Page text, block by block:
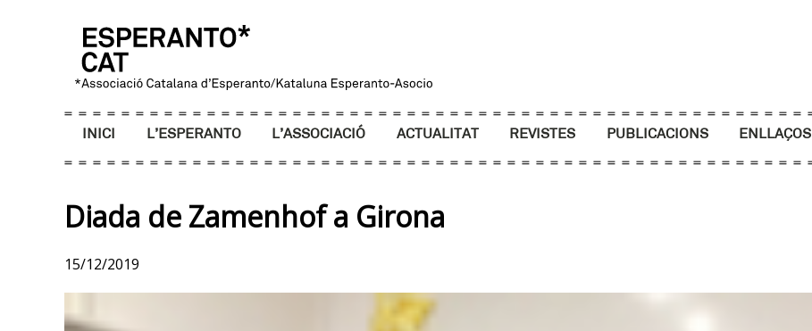
INICI L’ESPERANTO L’ASSOCIACIÓ ACTUALITAT REVISTES PUBLICACIONS ENLLAÇOS
Diada de Zamenhof a Girona
15/12/2019